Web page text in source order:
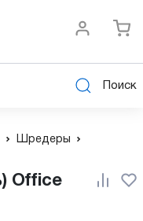
Поиск
Шредеры